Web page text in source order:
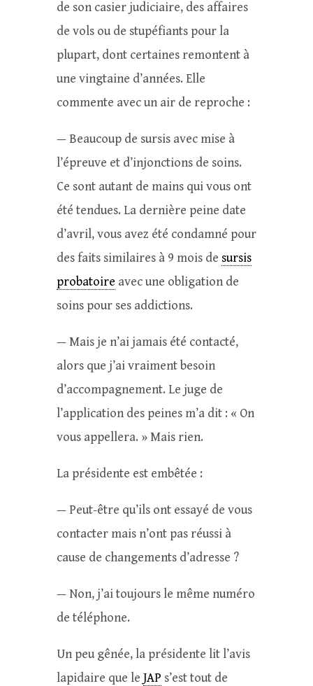
de son casier judiciaire, des affaires
de vols ou de stupéfiants pour la
plupart, dont certaines remontent à
une vingtaine d’années. Elle
commente avec un air de reproche :
— Beaucoup de sursis avec mise à
l’épreuve et d’injonctions de soins.
Ce sont autant de mains qui vous ont
été tendues. La dernière peine date
d’avril, vous avez été condamné pour
des faits similaires à 9 mois de sursis
probatoire avec une obligation de
soins pour ses addictions.
— Mais je n’ai jamais été contacté,
alors que j’ai vraiment besoin
d’accompagnement. Le juge de
l’application des peines m’a dit : « On
vous appellera. » Mais rien.
La présidente est embêtée :
— Peut-être qu’ils ont essayé de vous
contacter mais n’ont pas réussi à
cause de changements d’adresse ?
— Non, j’ai toujours le même numéro
de téléphone.
Un peu gênée, la présidente lit l’avis
lapidaire que le JAP s’est tout de